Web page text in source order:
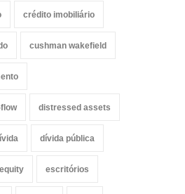
crédito imobiliário
cushman wakefield
distressed assets
dívida pública
equity escritórios